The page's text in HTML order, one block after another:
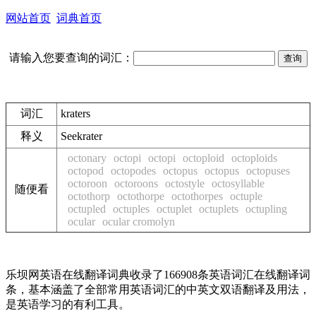
网站首页 词典首页
请输入您要查询的词汇：
词汇
kraters
释义
Seekrater
随便看
octonary octopi octopi octoploid
octoploids
octopod
octopodes octopus octopus octopuses
octoroon
octoroons octostyle octosyllable
octothorp octothorpe octothorpes octuple
octupled
octuples octuplet octuplets octupling
ocular ocular cromolyn
乐坝网英语在线翻译词典收录了166908条英语词汇在线翻译词
条，基本涵盖了全部常用英语词汇的中英文双语翻译及用法，
是英语学习的有利工具。